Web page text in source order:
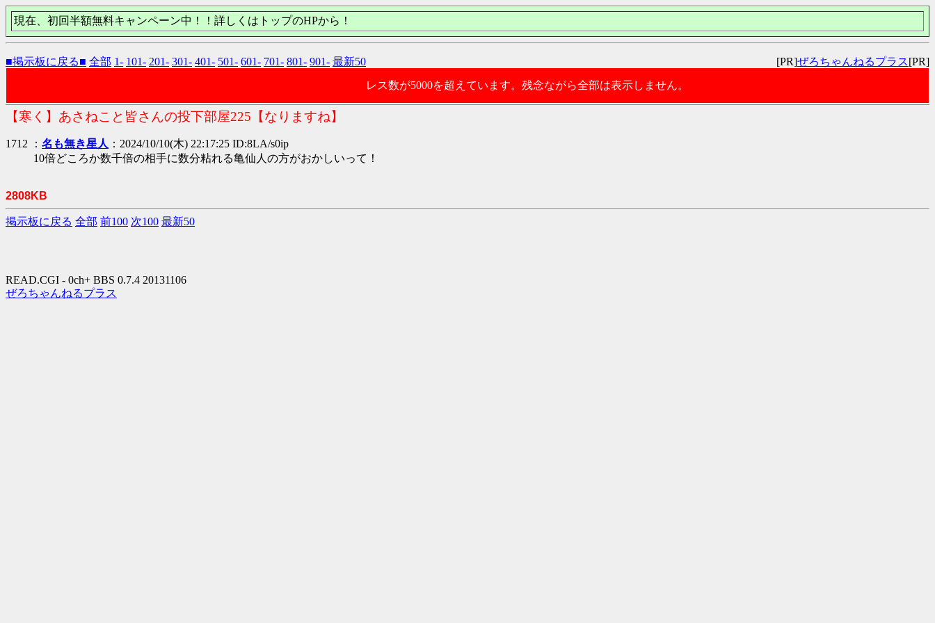
現在、初回半額無料キャンペーン中！！詳しくはトップのHPから！
■掲示板に戻る■ 全部 1- 101- 201- 301- 401- 501- 601- 701- 801- 901- 最新50 [PR]ぜろちゃんねるプラス[PR]
レス数が5000を超えています。残念ながら全部は表示しません。
【寒く】あさねこと皆さんの投下部屋225【なりますね】
1712 ： 名も無き星人 ：2024/10/10(木) 22:17:25 ID:8LA/s0ip
10倍どころか数千倍の相手に数分粘れる亀仙人の方がおかしいって！
2808KB
掲示板に戻る 全部 前100 次100 最新50
READ.CGI - 0ch+ BBS 0.7.4 20131106
ぜろちゃんねるプラス